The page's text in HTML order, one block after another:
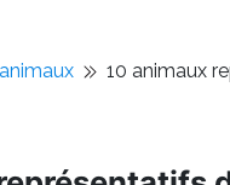
10 animaux